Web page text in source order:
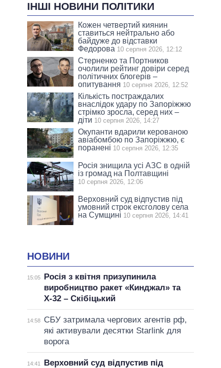
ІНШІ НОВИНИ ПОЛІТИКИ
Кожен четвертий киянин
ставиться нейтрально або
байдуже до відставки
Федорова 10 серпня 2026, 12:12
Стерненко та Портников
очолили рейтинг довіри серед
політичних блогерів –
опитування 10 серпня 2026, 12:52
Кількість постраждалих
внаслідок удару по Запоріжжю
стрімко зросла, серед них –
діти 10 серпня 2026, 14:27
Окупанти вдарили керованою
авіабомбою по Запоріжжю, є
поранені 10 серпня 2026, 12:35
Росія знищила усі АЗС в одній
із громад на Полтавщині
10 серпня 2026, 12:06
Верховний суд відпустив під
умовний строк ексголову села
на Сумщині 10 серпня 2026, 14:41
НОВИНИ
15:05
Росія з квітня призупинила
виробництво ракет «Кинджал» та
Х-32 – Скібіцький
14:58
СБУ затримала чергових агентів рф,
які активували десятки Starlink для
ворога
14:41
Верховний суд відпустив під